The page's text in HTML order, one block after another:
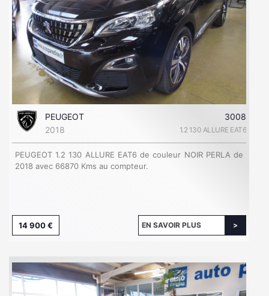
PEUGEOT
3008
2018
1.2 130 ALLURE EAT6
PEUGEOT 1.2 130 ALLURE EAT6 de couleur NOIR PERLA de
2018 avec 66870 Kms au compteur.
14 900 € EN SAVOIR PLUS